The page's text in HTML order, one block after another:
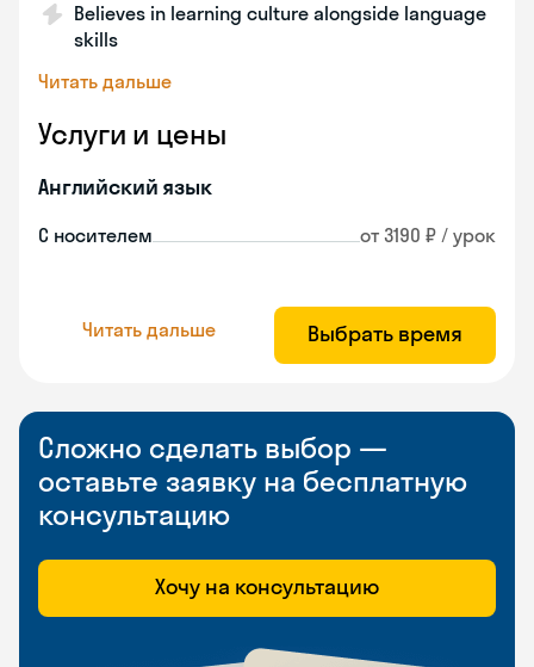
Believes in learning culture alongside language
skills
Читать дальше
Услуги и цены
Английский язык
С носителем от 3190 ₽ / урок
Читать дальше Выбрать время
Сложно сделать выбор —
оставьте заявку на бесплатную
консультацию
Хочу на консультацию